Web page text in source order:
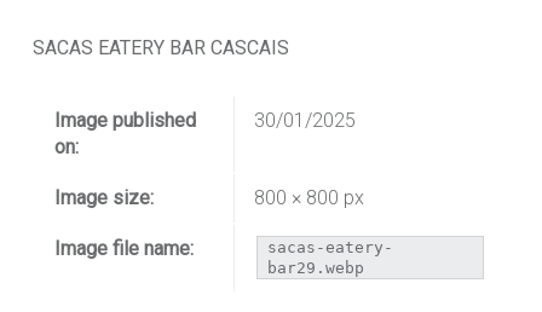
SACAS EATERY BAR CASCAIS
Image published
on:
30/01/2025
Image size: 800 × 800 px
Image file name:
sacas-eatery-
bar29.webp